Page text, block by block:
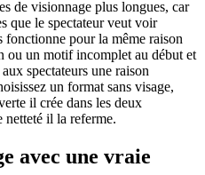
de visionnage plus longues, car
que le spectateur veut voir
fonctionne pour la même raison
ou un motif incomplet au début et
spectateurs une raison
un format sans visage,
il crée dans les deux
netteté il la referme.
avec une vraie